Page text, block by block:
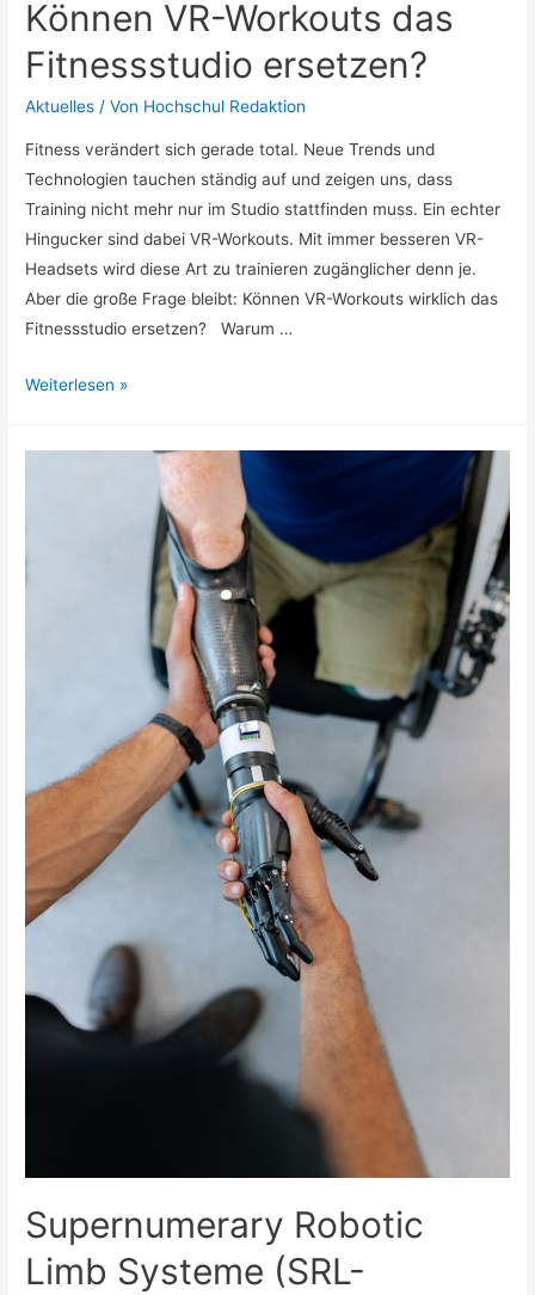
Können VR-Workouts das
Fitnessstudio ersetzen?
Aktuelles / Von Hochschul Redaktion
Fitness verändert sich gerade total. Neue Trends und
Technologien tauchen ständig auf und zeigen uns, dass
Training nicht mehr nur im Studio stattfinden muss. Ein echter
Hingucker sind dabei VR-Workouts. Mit immer besseren VR-
Headsets wird diese Art zu trainieren zugänglicher denn je.
Aber die große Frage bleibt: Können VR-Workouts wirklich das
Fitnessstudio ersetzen? Warum …
Können
Weiterlesen »
Supernumerary Robotic
Limb Systeme (SRL-